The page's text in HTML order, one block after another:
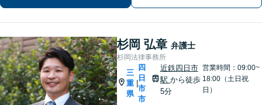
提示【完全個室で安心】
杉岡 弘章 弁護士
杉岡法律事務所
三
重
県
四
日
市
市
近鉄四日市
駅 から徒歩
5分
営業時間：09:00~
18:00（土日祝
日）